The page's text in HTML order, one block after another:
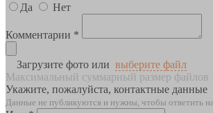
Да
Нет
Комментарии *
Загрузите фото или выберите файл
Максимальный суммарный размер файлов
Укажите, пожалуйста, контактные данные
Данные не публикуются и нужны, чтобы ответить